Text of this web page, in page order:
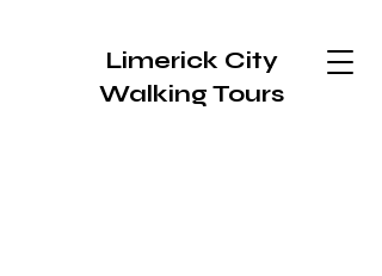
Limerick City
Walking Tours